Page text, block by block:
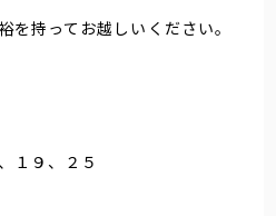
を持ってお越しいください。
１９、２５